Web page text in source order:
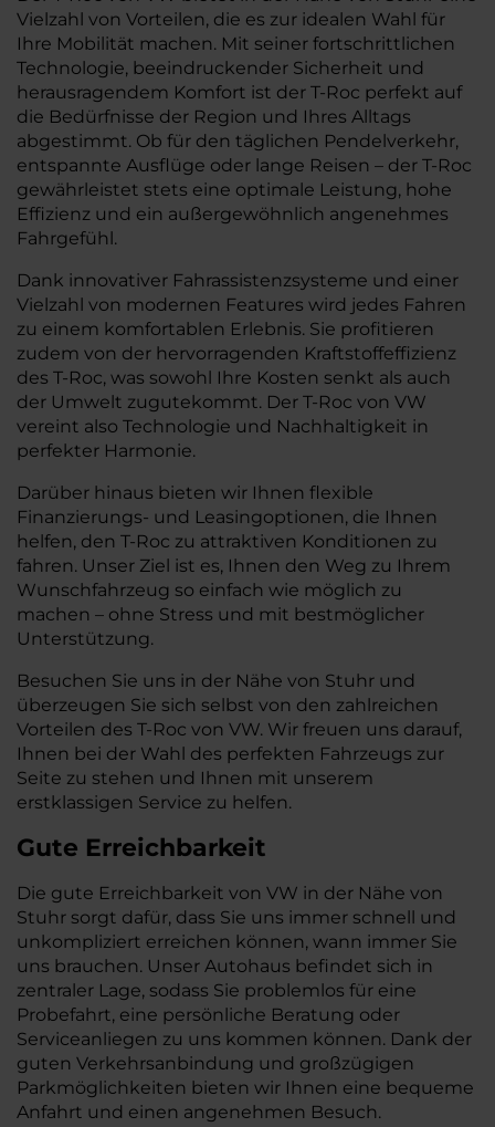
Vielzahl von Vorteilen, die es zur idealen Wahl für
Ihre Mobilität machen. Mit seiner fortschrittlichen
Technologie, beeindruckender Sicherheit und
herausragendem Komfort ist der T-Roc perfekt auf
die Bedürfnisse der Region und Ihres Alltags
abgestimmt. Ob für den täglichen Pendelverkehr,
entspannte Ausflüge oder lange Reisen – der T-Roc
gewährleistet stets eine optimale Leistung, hohe
Effizienz und ein außergewöhnlich angenehmes
Fahrgefühl.
Dank innovativer Fahrassistenzsysteme und einer
Vielzahl von modernen Features wird jedes Fahren
zu einem komfortablen Erlebnis. Sie profitieren
zudem von der hervorragenden Kraftstoffeffizienz
des T-Roc, was sowohl Ihre Kosten senkt als auch
der Umwelt zugutekommt. Der T-Roc von VW
vereint also Technologie und Nachhaltigkeit in
perfekter Harmonie.
Darüber hinaus bieten wir Ihnen flexible
Finanzierungs- und Leasingoptionen, die Ihnen
helfen, den T-Roc zu attraktiven Konditionen zu
fahren. Unser Ziel ist es, Ihnen den Weg zu Ihrem
Wunschfahrzeug so einfach wie möglich zu
machen – ohne Stress und mit bestmöglicher
Unterstützung.
Besuchen Sie uns in der Nähe von Stuhr und
überzeugen Sie sich selbst von den zahlreichen
Vorteilen des T-Roc von VW. Wir freuen uns darauf,
Ihnen bei der Wahl des perfekten Fahrzeugs zur
Seite zu stehen und Ihnen mit unserem
erstklassigen Service zu helfen.
Gute Erreichbarkeit
Die gute Erreichbarkeit von VW in der Nähe von
Stuhr sorgt dafür, dass Sie uns immer schnell und
unkompliziert erreichen können, wann immer Sie
uns brauchen. Unser Autohaus befindet sich in
zentraler Lage, sodass Sie problemlos für eine
Probefahrt, eine persönliche Beratung oder
Serviceanliegen zu uns kommen können. Dank der
guten Verkehrsanbindung und großzügigen
Parkmöglichkeiten bieten wir Ihnen eine bequeme
Anfahrt und einen angenehmen Besuch.